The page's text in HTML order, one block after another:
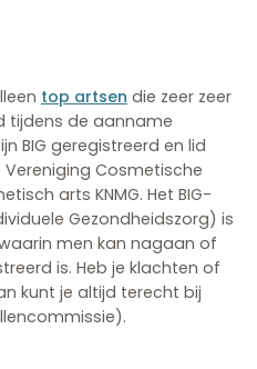
top artsen die zeer zeer
tijdens de aanname
BIG geregistreerd en lid
Vereniging Cosmetische
arts KNMG. Het BIG-
Gezondheidszorg) is
men kan nagaan of
is. Heb je klachten of
kunt je altijd terecht bij